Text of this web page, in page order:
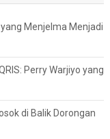
Menjelma Menjadi
Perry Warjiyo yang
di Balik Dorongan